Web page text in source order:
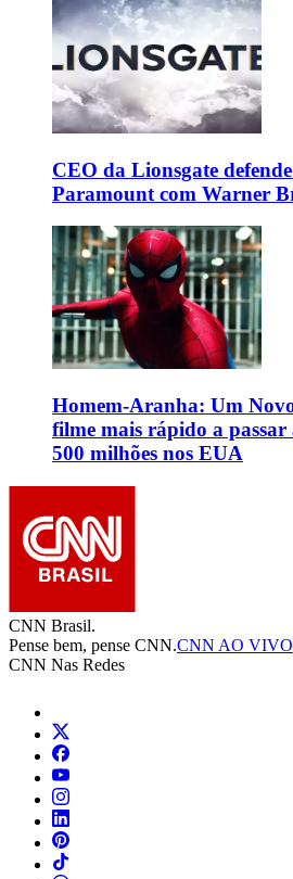
CEO da Lionsgate
Paramount com Warner
Homem-Aranha: Um
filme mais rápido a passar
500 milhões nos EUA
CNN Brasil.
Pense bem, pense CNN.CNN AO VIVO
CNN Nas Redes